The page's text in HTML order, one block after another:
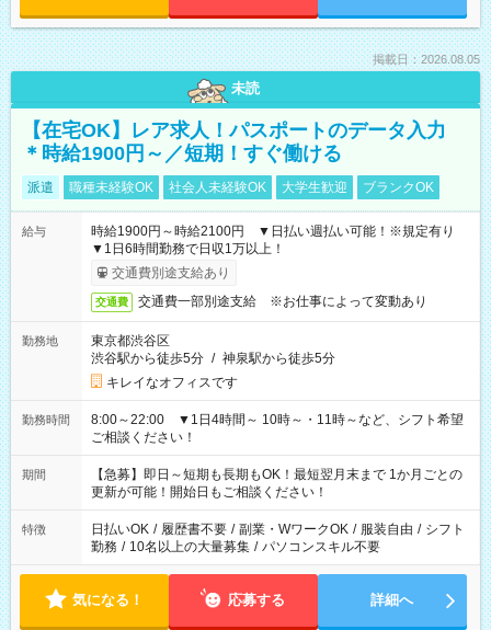
掲載日：2026.08.05
未読
【在宅OK】レア求人！パスポートのデータ入力
＊時給1900円～／短期！すぐ働ける
派遣 職種未経験OK 社会人未経験OK 大学生歓迎 ブランクOK
給与
時給1900円～時給2100円 ▼日払い週払い可能！※規定有り
▼1日6時間勤務で日収1万以上！
交通費別途支給あり
交通費 交通費一部別途支給 ※お仕事によって変動あり
勤務地
東京都渋谷区
渋谷駅から徒歩5分 / 神泉駅から徒歩5分
キレイなオフィスです
勤務時間
8:00～22:00 ▼1日4時間～ 10時～・11時～など、シフト希望
ご相談ください！
期間
【急募】即日～短期も長期もOK！最短翌月末まで 1か月ごとの
更新が可能！開始日もご相談ください！
特徴 日払いOK / 履歴書不要 / 副業・WワークOK / 服装自由 / シフト
勤務 / 10名以上の大量募集 / パソコンスキル不要
気になる！ 応募する 詳細へ